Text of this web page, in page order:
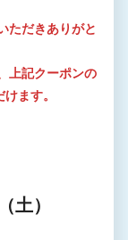
ただきありがと
上記クーポンの
ます。
土）